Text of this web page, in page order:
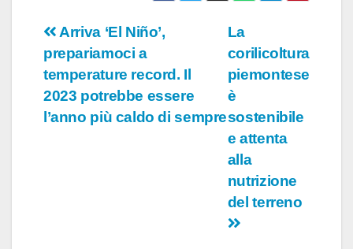
Navigazione
articoli
La
corilicoltura
piemontese
è
sostenibile
e attenta
alla
nutrizione
del terreno
Arriva ‘El Niño’,
prepariamoci a
temperature record. Il
2023 potrebbe essere
l’anno più caldo di sempre